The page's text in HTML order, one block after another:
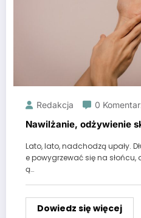
Redakcja 0
Nawilżanie, odżywienie
Lato, lato, nadchodzą upały.
e powygrzewać się na
ą…
Dowiedz się więcej